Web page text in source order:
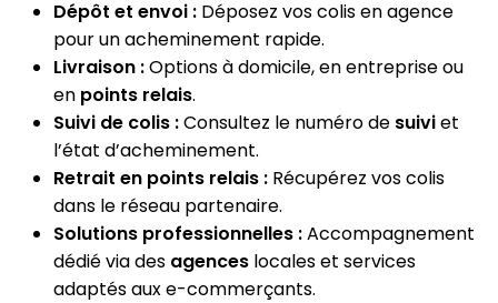
Dépôt et envoi : Déposez vos colis en agence
pour un acheminement rapide.
Livraison :Options à domicile, en entreprise ou
en points relais.
Suivi de colis :Consultez le numéro de suiviet
l’état d’acheminement.
Retrait en points relais : Récupérez vos colis
dans le réseau partenaire.
Solutions professionnelles :Accompagnement
dédié via des agences locales et services
adaptés aux e-commerçants.